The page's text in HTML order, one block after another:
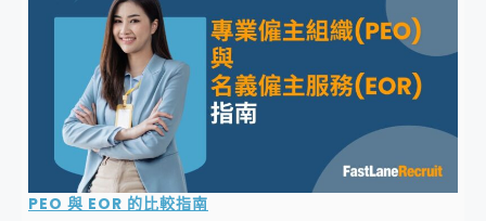
PEO 與 EOR 的比較指南